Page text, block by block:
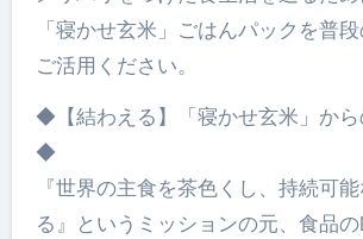
「寝かせ玄米」ごはんパックを普
ご活用ください。
◆【結わえる】「寝かせ玄米」か
◆
『世界の主食を茶色くし、持続可
る』というミッションの元、食品